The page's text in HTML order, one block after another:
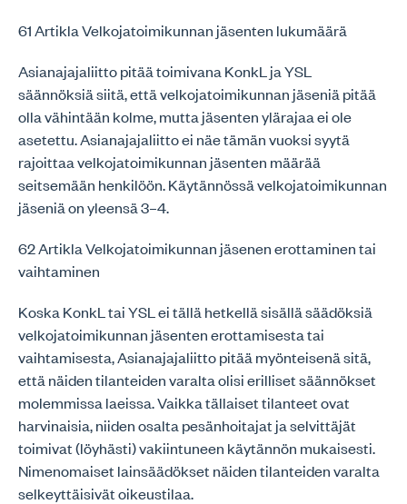
61 Artikla Velkojatoimikunnan jäsenten lukumäärä
Asianajajaliitto pitää toimivana KonkL ja YSL
säännöksiä siitä, että velkojatoimikunnan jäseniä pitää
olla vähintään kolme, mutta jäsenten ylärajaa ei ole
asetettu. Asianajajaliitto ei näe tämän vuoksi syytä
rajoittaa velkojatoimikunnan jäsenten määrää
seitsemään henkilöön. Käytännössä velkojatoimikunnan
jäseniä on yleensä 3–4.
62 Artikla Velkojatoimikunnan jäsenen erottaminen tai
vaihtaminen
Koska KonkL tai YSL ei tällä hetkellä sisällä säädöksiä
velkojatoimikunnan jäsenten erottamisesta tai
vaihtamisesta, Asianajajaliitto pitää myönteisenä sitä,
että näiden tilanteiden varalta olisi erilliset säännökset
molemmissa laeissa. Vaikka tällaiset tilanteet ovat
harvinaisia, niiden osalta pesänhoitajat ja selvittäjät
toimivat (löyhästi) vakiintuneen käytännön mukaisesti.
Nimenomaiset lainsäädökset näiden tilanteiden varalta
selkeyttäisivät oikeustilaa.